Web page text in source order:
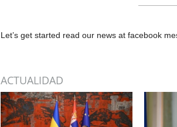
Let’s get started read our news at facebook
ACTUALIDAD